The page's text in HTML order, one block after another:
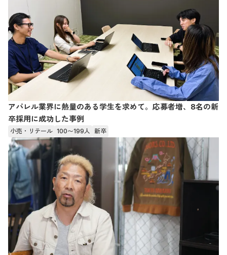
アパレル業界に熱量のある学生を求めて。応募者増、8名の新
卒採用に成功した事例
小売・リテール 100〜199人 新卒